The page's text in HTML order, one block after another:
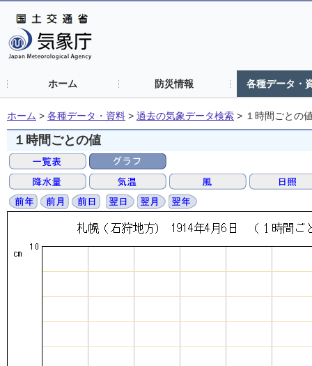
ホーム 防災情報 各種データ・
ホーム > 各種データ・資料 > 過去の気象データ検索 > １時間ごとの
１時間ごとの値